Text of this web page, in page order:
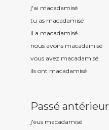
j'ai macadamisé
tu as macadamisé
il a macadamisé
nous avons macadamisé
vous avez macadamisé
ils ont macadamisé
Passé antérieur
j'eus macadamisé